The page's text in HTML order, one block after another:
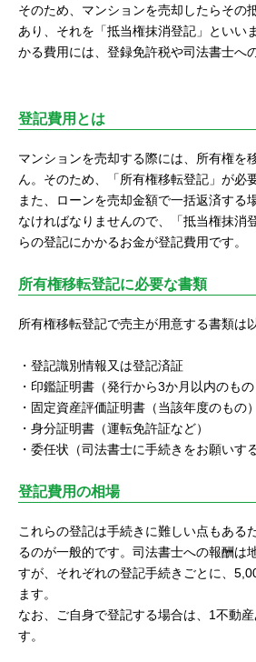
そのため、マンションを売却したらその
あり、それを「抵当権抹消登記」といい
かる費用には、登録免許税や司法書士へ
登記費用とは
マンションを売却する際には、所有権を
ん。そのため、「所有権移転登記」が必
また、ローンを売却金額で一括返済する
なければなりませんので、「抵当権抹消
らの登記にかかるお金が登記費用です。
所有権移転登記に必要な書類
所有権移転登記で売主が用意する書類は
・登記識別情報又は登記済証
・印鑑証明書（発行から3か月以内のもの
・固定資産評価証明書（当該年度のもの）
・身分証明書（運転免許証など）
・委任状（司法書士に手続きをお願いす
登記費用の相場
これらの登記は手続きに難しい点もある
るのが一般的です。司法書士への報酬は
すが、それぞれの登記手続きごとに、
ます。
なお、ご自身で登記する場合は、1不動
す。